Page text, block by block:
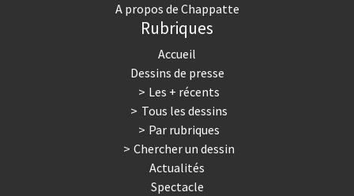
A propos de Chappatte
Rubriques
Accueil
Dessins de presse
Les + récents
Tous les dessins
Par rubriques
Chercher un dessin
Actualités
Spectacle